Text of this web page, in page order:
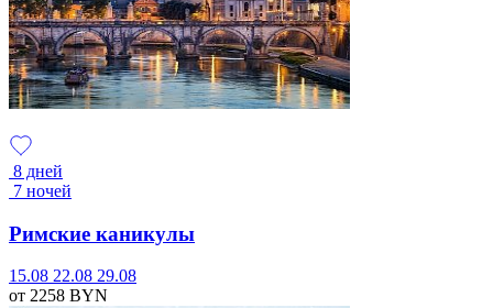
8 дней
7 ночей
Римские каникулы
15.08 22.08 29.08
от 2258 BYN